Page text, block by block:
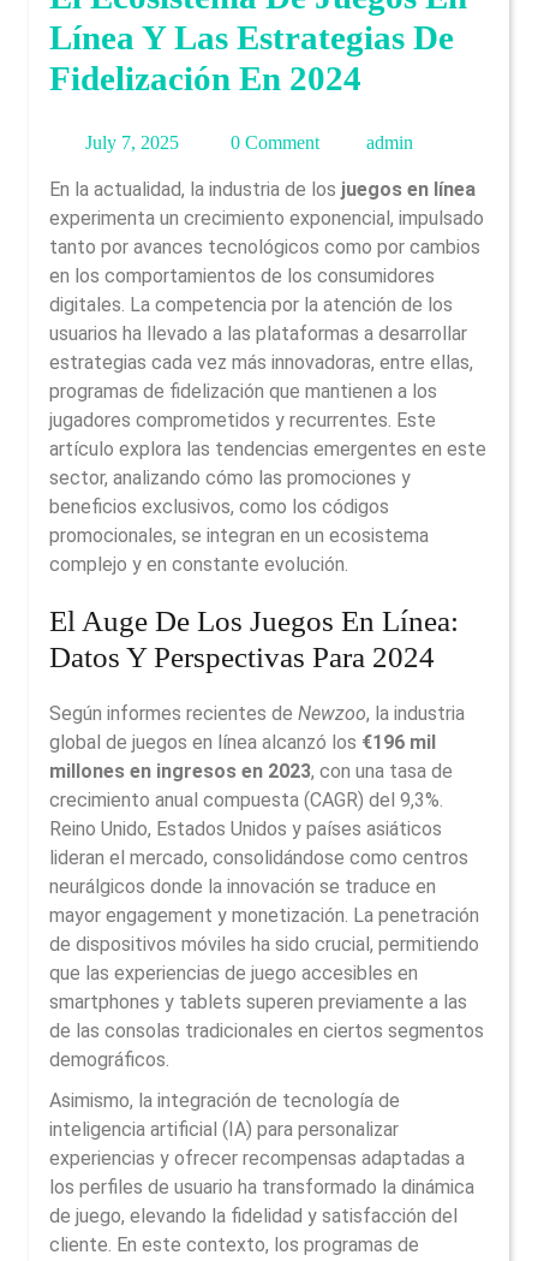
Línea Y Las Estrategias De
Fidelización En 2024
July 7, 2025July
2025
0 Comment admin
En la actualidad, la industria de los juegos en línea
experimenta un crecimiento exponencial, impulsado
tanto por avances tecnológicos como por cambios
en los comportamientos de los consumidores
digitales. La competencia por la atención de los
usuarios ha llevado a las plataformas a desarrollar
estrategias cada vez más innovadoras, entre ellas,
programas de fidelización que mantienen a los
jugadores comprometidos y recurrentes. Este
artículo explora las tendencias emergentes en este
sector, analizando cómo las promociones y
beneficios exclusivos, como los códigos
promocionales, se integran en un ecosistema
complejo y en constante evolución.
El Auge De Los Juegos En Línea:
Datos Y Perspectivas Para 2024
Según informes recientes de Newzoo, la industria
global de juegos en línea alcanzó los €196 mil
millones en ingresos en 2023, con una tasa de
crecimiento anual compuesta (CAGR) del 9,3%.
Reino Unido, Estados Unidos y países asiáticos
lideran el mercado, consolidándose como centros
neurálgicos donde la innovación se traduce en
mayor engagement y monetización. La penetración
de dispositivos móviles ha sido crucial, permitiendo
que las experiencias de juego accesibles en
smartphones y tablets superen previamente a las
de las consolas tradicionales en ciertos segmentos
demográficos.
Asimismo, la integración de tecnología de
inteligencia artificial (IA) para personalizar
experiencias y ofrecer recompensas adaptadas a
los perfiles de usuario ha transformado la dinámica
de juego, elevando la fidelidad y satisfacción del
cliente. En este contexto, los programas de